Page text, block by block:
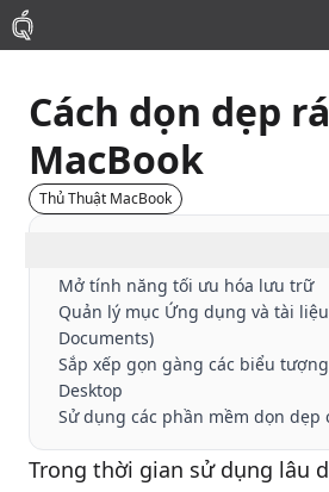
Mac
MacBook Pro
Phụ Kiện
Thu Mua
Sửa Chữa
Cách dọn dẹp
MacBook
Thủ Thuật MacBook
Mở tính năng tối ưu hóa lưu trữ
Quản lý mục Ứng dụng và tài
Documents)
Sắp xếp gọn gàng các biểu
Desktop
Sử dụng các phần mềm dọn dẹp
Trong thời gian sử dụng lâu